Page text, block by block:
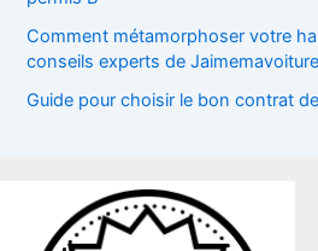
Comment métamorphoser votre
conseils experts de Jaimemavoiture
Guide pour choisir le bon contrat